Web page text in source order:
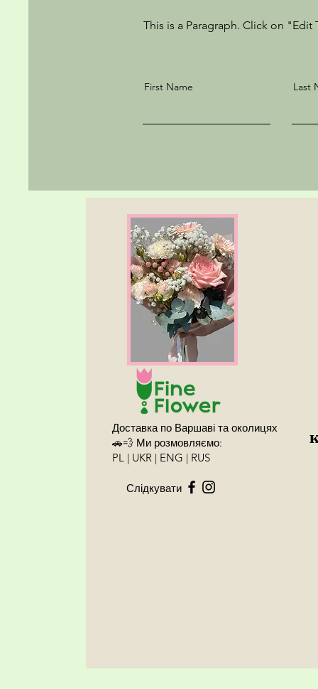
This is a Paragraph. Click on
First Name Last
Доставка по Варшаві та околицях
🚗💨 Ми розмовляємо:
PL | UKR | ENG | RUS
Слідкувати